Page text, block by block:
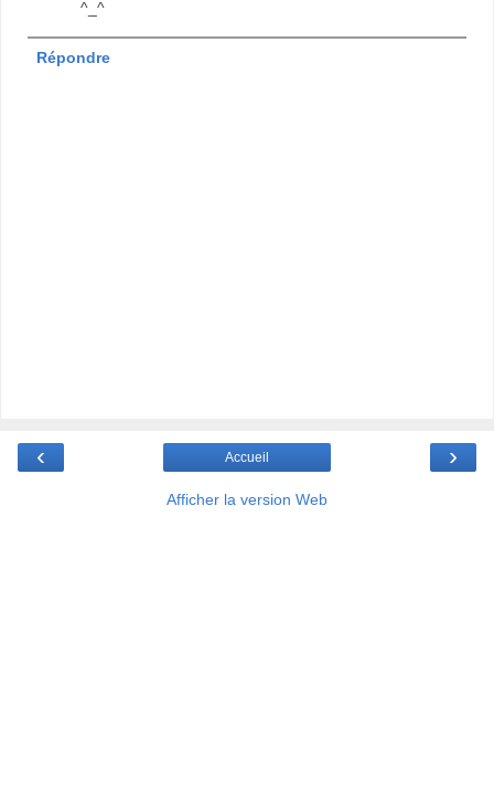
^_^
Répondre
‹ ›
Accueil
Afficher la version Web